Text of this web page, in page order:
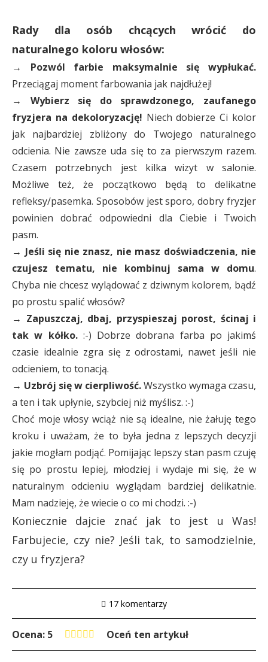
Rady dla osób chcących wrócić do
naturalnego koloru włosów:
→ Pozwól farbie maksymalnie się wypłukać.
Przeciągaj moment farbowania jak najdłużej!
→ Wybierz się do sprawdzonego, zaufanego
fryzjera na dekoloryzację! Niech dobierze Ci kolor
jak najbardziej zbliżony do Twojego naturalnego
odcienia. Nie zawsze uda się to za pierwszym razem.
Czasem potrzebnych jest kilka wizyt w salonie.
Możliwe też, że początkowo będą to delikatne
refleksy/pasemka. Sposobów jest sporo, dobry fryzjer
powinien dobrać odpowiedni dla Ciebie i Twoich
pasm.
→ Jeśli się nie znasz, nie masz doświadczenia, nie
czujesz tematu, nie kombinuj sama w domu.
Chyba nie chcesz wylądować z dziwnym kolorem, bądź
po prostu spalić włosów?
→ Zapuszczaj, dbaj, przyspieszaj porost, ścinaj i
tak w kółko.:-) Dobrze dobrana farba po jakimś
czasie idealnie zgra się z odrostami, nawet jeśli nie
odcieniem, to tonacją.
→ Uzbrój się w cierpliwość.Wszystko wymaga czasu,
a ten i tak upłynie, szybciej niż myślisz. :-)
Choć moje włosy wciąż nie są idealne, nie żałuję tego
kroku i uważam, że to była jedna z lepszych decyzji
jakie mogłam podjąć. Pomijając lepszy stan pasm czuję
się po prostu lepiej, młodziej i wydaje mi się, że w
naturalnym odcieniu wyglądam bardziej delikatnie.
Mam nadzieję, że wiecie o co mi chodzi. :-)
Koniecznie dajcie znać jak to jest u Was!
Farbujecie, czy nie? Jeśli tak, to samodzielnie,
czy u fryzjera?
17 komentarzy
Ocena: 5 Oceń ten artykuł